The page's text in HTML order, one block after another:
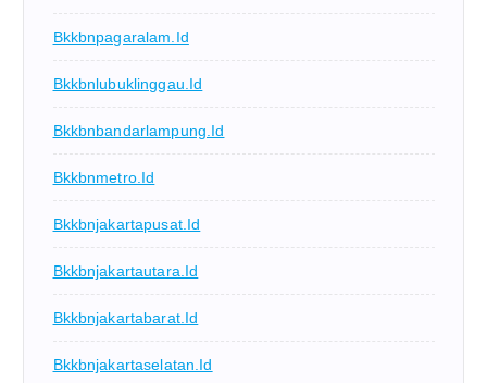
Bkkbnpagaralam.id
Bkkbnlubuklinggau.id
Bkkbnbandarlampung.id
Bkkbnmetro.id
Bkkbnjakartapusat.id
Bkkbnjakartautara.id
Bkkbnjakartabarat.id
Bkkbnjakartaselatan.id